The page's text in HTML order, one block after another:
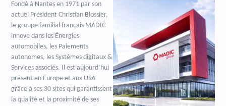
Fondé à Nantes en 1971 par son
actuel Président Christian Blossier,
le groupe familial français MADIC
innove dans les Énergies
automobiles, les Paiements
autonomes, les Systèmes digitaux &
Services associés. Il est aujourd’hui
présent en Europe et aux USA
grâce à ses 30 sites qui garantissent
la qualité et la proximité de ses